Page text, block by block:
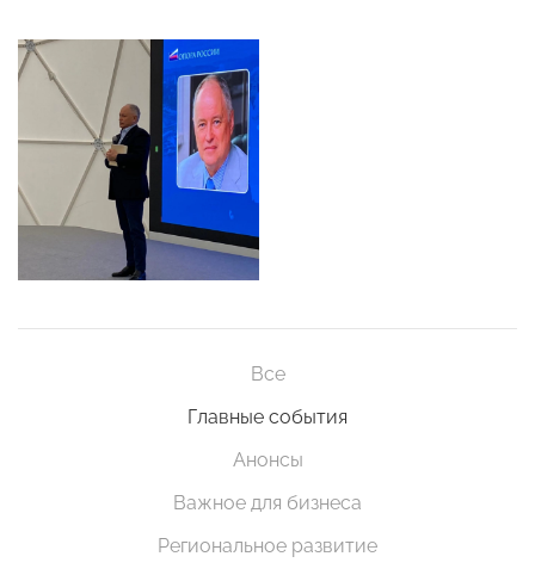
Все
Главные события
Анонсы
Важное для бизнеса
Региональное развитие